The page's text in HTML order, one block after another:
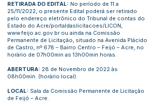
RETIRADA DO EDITAL: No período de 11 a
25/11/2022, o presente Edital poderá ser retirado
pelo endereço eletrônico do Tribunal de contas do
Estado do Acre/portaldaslicitacoes/LICON,
www.feijo.ac.gov.br ou ainda na Comissão
Permanente de Licitação, situado na Avenida Plácido
de Castro, nº 678 – Bairro Centro – Feijó – Acre, no
horário de 07h00min as 13h00min horas.
ABERTURA: 28 de Novembro de 2022 às
08h00min. (horário local).
LOCAL: Sala da Comissão Permanente de Licitação
de Feijó – Acre.